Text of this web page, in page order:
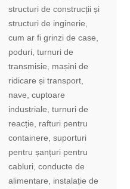
structuri de construcții și
structuri de inginerie,
cum ar fi grinzi de case,
poduri, turnuri de
transmisie, mașini de
ridicare și transport,
nave, cuptoare
industriale, turnuri de
reacție, rafturi pentru
containere, suporturi
pentru șanțuri pentru
cabluri, conducte de
alimentare, instalație de